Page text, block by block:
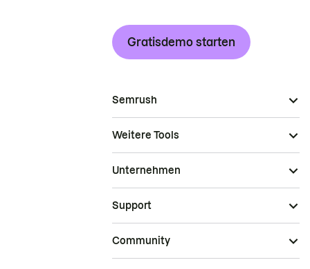
Gratisdemo starten
Semrush
Weitere Tools
Unternehmen
Support
Community